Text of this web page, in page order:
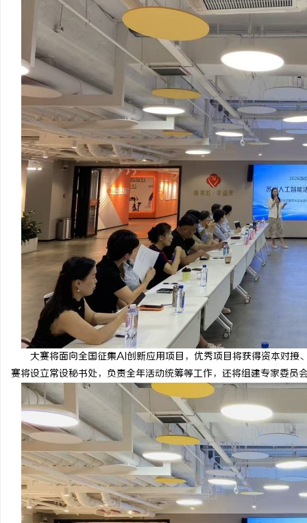
大赛将面向全国征集AI创新应用项目，优秀项目将获得资本对
赛将设立常设秘书处，负责全年活动统筹等工作，还将组建专家委员